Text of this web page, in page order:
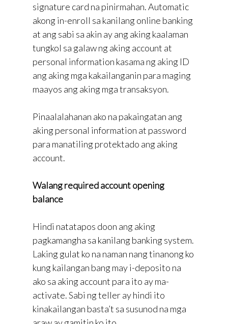
signature card na pinirmahan. Automatic
akong in-enroll sa kanilang online banking
at ang sabi sa akin ay ang aking kaalaman
tungkol sa galaw ng aking account at
personal information kasama ng aking ID
ang aking mga kakailanganin para maging
maayos ang aking mga transaksyon.
Pinaalalahanan ako na pakaingatan ang
aking personal information at password
para manatiling protektado ang aking
account.
Walang required account opening
balance
Hindi natatapos doon ang aking
pagkamangha sa kanilang banking system.
Laking gulat ko na naman nang tinanong ko
kung kailangan bang may i-deposito na
ako sa aking account para ito ay ma-
activate. Sabi ng teller ay hindi ito
kinakailangan basta’t sa susunod na mga